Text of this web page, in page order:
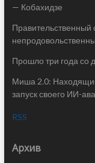
— Кобахидзе
Правительственный
Прошло три года со
Миша 2.0:
запуск своего ИИ-
RSS
Архив